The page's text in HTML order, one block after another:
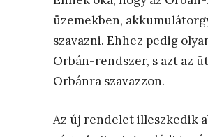
üzemekben,
szavazni. Ehhez pedig
Orbán-rendszer, s azt az
Orbánra szavazzon.
Az új rendelet illeszkedik